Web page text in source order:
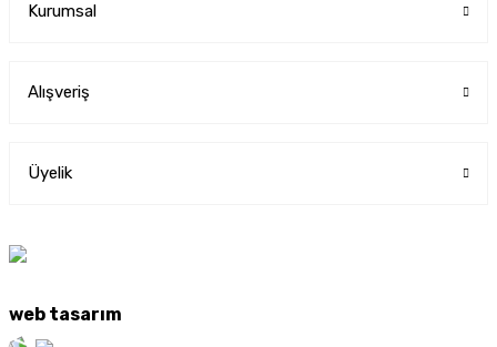
Kurumsal
Alışveriş
Üyelik
web tasarım